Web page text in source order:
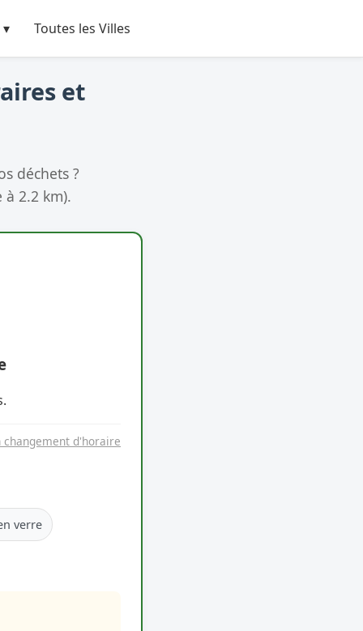
Toutes les Villes
et
déchets ?
2.2 km).
d'horaire
verre